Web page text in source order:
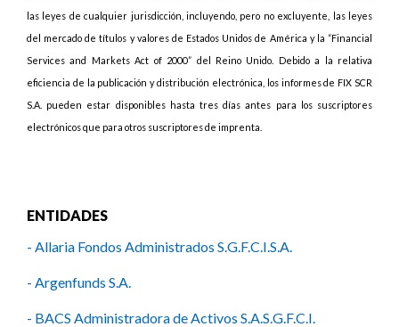
las leyes de cualquier jurisdicción, incluyendo, pero no excluyente, las leyes
del mercado de títulos y valores de Estados Unidos de América y la “Financial
Services and Markets Act of 2000” del Reino Unido. Debido a la relativa
eficiencia de la publicación y distribución electrónica, los informes de FIX SCR
S.A. pueden estar disponibles hasta tres días antes para los suscriptores
electrónicos que para otros suscriptores de imprenta.
ENTIDADES
- Allaria Fondos Administrados S.G.F.C.I.S.A.
- Argenfunds S.A.
- BACS Administradora de Activos S.A.S.G.F.C.I.